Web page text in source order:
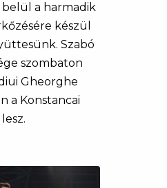
a harmadik
készül
Szabó
szombaton
Gheorghe
a Konstancai